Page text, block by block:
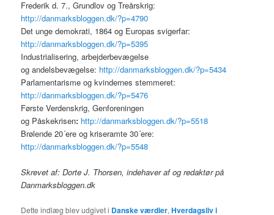
Frederik d. 7., Grundlov og Treårskrig:
http://danmarksbloggen.dk/?p=4790
Det unge demokrati, 1864 og Europas svigerfar:
http://danmarksbloggen.dk/?p=5395
Industrialisering, arbejderbevægelse
og andelsbevægelse: http://danmarksbloggen.dk/?p=5434
Parlamentarisme og kvindernes stemmeret:
http://danmarksbloggen.dk/?p=5476
Første Verdenskrig, Genforeningen
og Påskekrisen: http://danmarksbloggen.dk/?p=5518
Brølende 20´ere og kriseramte 30´ere:
http://danmarksbloggen.dk/?p=5548
Skrevet af: Dorte J. Thorsen, indehaver af og redaktør på
Danmarksbloggen.dk
Dette indlæg blev udgivet i Danske værdier,Hverdagsliv i